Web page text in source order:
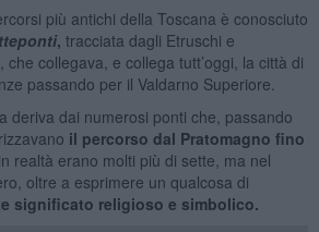
più antichi della Toscana è conosciuto
, tracciata dagli Etruschi e
collegava, e collega tutt’oggi, la città di
passando per il Valdarno Superiore.
deriva dai numerosi ponti che, passando
il percorso dal Pratomagno fino
in realtà erano molti più di sette, ma nel
oltre a esprimere un qualcosa di
significato religioso e simbolico.